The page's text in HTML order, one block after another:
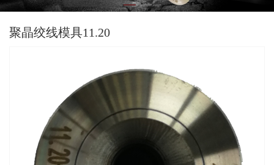
聚晶绞线模具11.20